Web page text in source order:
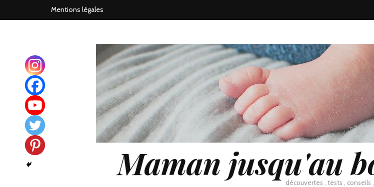
Mentions légales
Maman jusqu'au
découvertes , tests , conseils